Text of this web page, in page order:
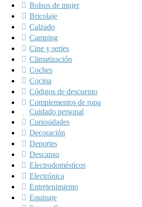
Bolsos de mujer
Bricolaje
Calzado
Camping
Cine y series
Climatización
Coches
Cocina
Códigos de descuento
Complementos de ropa
Cuidado personal
Curiosidades
Decoración
Deportes
Descanso
Electrodomésticos
Electrónica
Entretenimiento
Equipaje